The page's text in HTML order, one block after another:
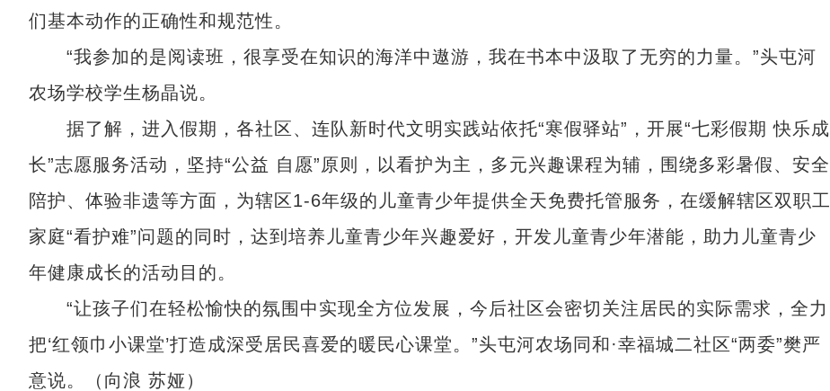
们基本动作的正确性和规范性。
“我参加的是阅读班，很享受在知识的海洋中遨游，我在书本中汲取了无穷的力量。”头屯河
农场学校学生杨晶说。
据了解，进入假期，各社区、连队新时代文明实践站依托“寒假驿站”，开展“七彩假期 快乐成
长”志愿服务活动，坚持“公益 自愿”原则，以看护为主，多元兴趣课程为辅，围绕多彩暑假、安全
陪护、体验非遗等方面，为辖区1-6年级的儿童青少年提供全天免费托管服务，在缓解辖区双职工
家庭“看护难”问题的同时，达到培养儿童青少年兴趣爱好，开发儿童青少年潜能，助力儿童青少
年健康成长的活动目的。
“让孩子们在轻松愉快的氛围中实现全方位发展，今后社区会密切关注居民的实际需求，全力
把‘红领巾小课堂’打造成深受居民喜爱的暖民心课堂。”头屯河农场同和·幸福城二社区“两委”樊严
意说。（向浪 苏娅）